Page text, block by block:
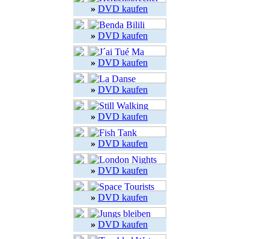
» DVD kaufen
» DVD kaufen
» DVD kaufen
» DVD kaufen
» DVD kaufen
» DVD kaufen
» DVD kaufen
» DVD kaufen
» DVD kaufen